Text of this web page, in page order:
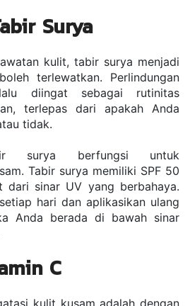
Surya
kulit, tabir surya menjadi
terlewatkan. Perlindungan
diingat sebagai rutinitas
terlepas dari apakah Anda
tidak.
surya berfungsi untuk
Tabir surya memiliki SPF 50
dari sinar UV yang berbahaya.
hari dan aplikasikan ulang
Anda berada di bawah sinar
C